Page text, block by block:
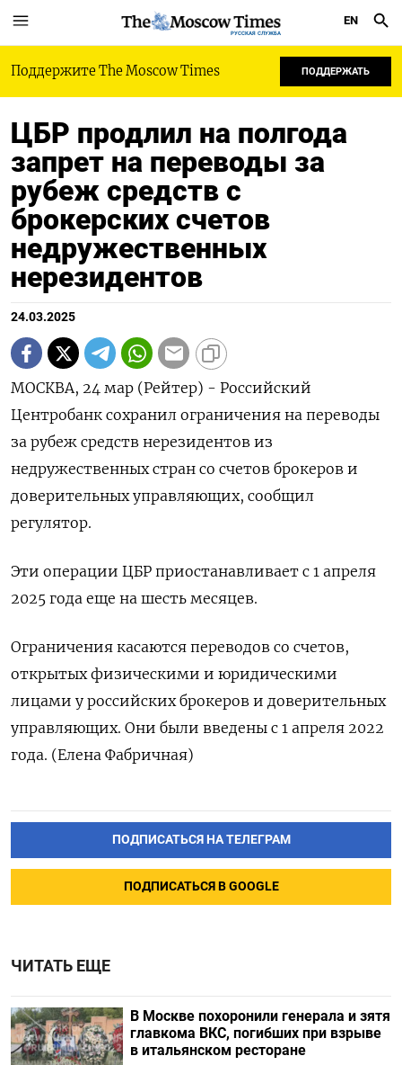
РУССКАЯ СЛУЖБА
EN
Поддержите The Moscow Times ПОДДЕРЖАТЬ
ЦБР продлил на полгода
запрет на переводы за
рубеж средств с
брокерских счетов
недружественных
нерезидентов
24.03.2025
МОСКВА, 24 мар (Рейтер) - Российский
Центробанк сохранил ограничения на переводы
за рубеж средств нерезидентов из
недружественных стран со счетов брокеров и
доверительных управляющих, сообщил
регулятор.
Эти операции ЦБР приостанавливает с 1 апреля
2025 года еще на шесть месяцев.
Ограничения касаются переводов со счетов,
открытых физическими и юридическими
лицами у российских брокеров и доверительных
управляющих. Они были введены с 1 апреля 2022
года. (Елена Фабричная)
ПОДПИСАТЬСЯ НА ТЕЛЕГРАМ
ПОДПИСАТЬСЯ В GOOGLE
ЧИТАТЬ ЕЩЕ
В Москве похоронили генерала и зятя
главкома ВКС, погибших при взрыве
в итальянском ресторане